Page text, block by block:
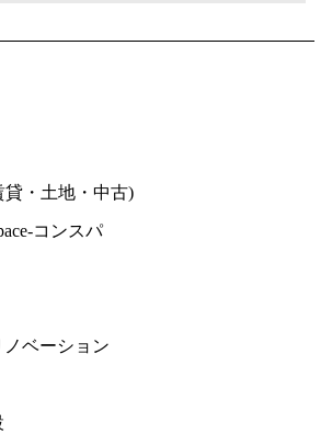
貸・土地・中古)
コンスパ
ノベーション